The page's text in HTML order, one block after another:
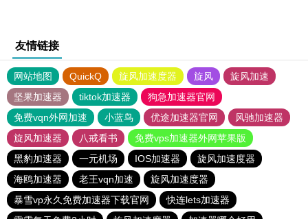
友情链接
网站地图 QuickQ 旋风加速度器 旋风
旋风加速
坚果加速器
tiktok加速器
狗急加速器官网
免费vqn外网加速
小蓝鸟 优途加速器官网
风驰加速器
旋风加速器
八戒看书
免费vps加速器外网苹果版
黑豹加速器
一元机场 IOS加速器
旋风加速度器
海鸥加速器
老王vqn加速
旋风加速度器
暴雪vp永久免费加速器下载官网
快连lets加速器